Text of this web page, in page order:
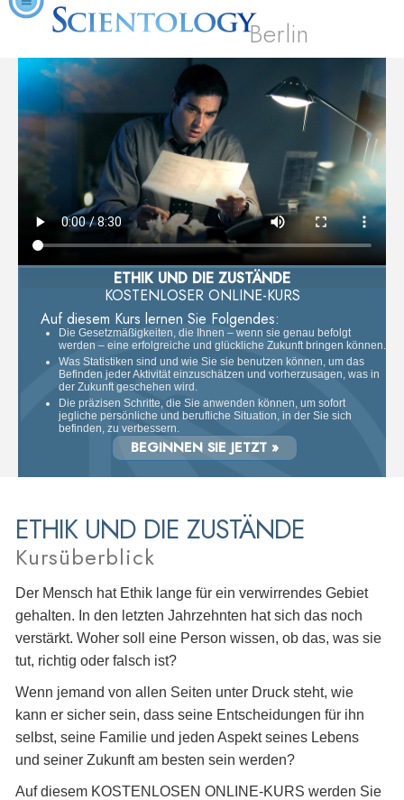
Berlin
ETHIK UND DIE ZUSTÄNDE
KOSTENLOSER ONLINE-KURS
Auf diesem Kurs lernen Sie Folgendes:
Die Gesetzmäßigkeiten, die Ihnen – wenn sie genau befolgt
werden – eine erfolgreiche und glückliche Zukunft bringen können.
Was Statistiken sind und wie Sie sie benutzen können, um das
Befinden jeder Aktivität einzuschätzen und vorherzusagen, was in
der Zukunft geschehen wird.
Die präzisen Schritte, die Sie anwenden können, um sofort
jegliche persönliche und berufliche Situation, in der Sie sich
befinden, zu verbessern.
BEGINNEN SIE JETZT »
ETHIK UND DIE ZUSTÄNDE
Kursüberblick
Der Mensch hat Ethik lange für ein verwirrendes Gebiet
gehalten. In den letzten Jahrzehnten hat sich das noch
verstärkt. Woher soll eine Person wissen, ob das, was sie
tut, richtig oder falsch ist?
Wenn jemand von allen Seiten unter Druck steht, wie
kann er sicher sein, dass seine Entscheidungen für ihn
selbst, seine Familie und jeden Aspekt seines Lebens
und seiner Zukunft am besten sein werden?
Auf diesem KOSTENLOSEN ONLINE-KURS werden Sie